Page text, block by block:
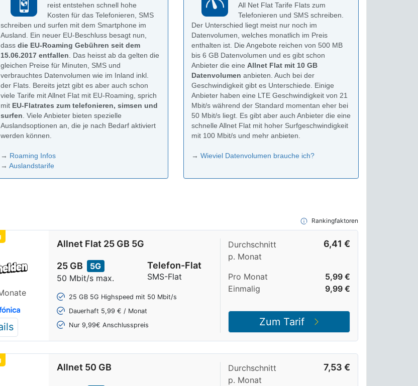
reist entstehen schnell hohe
Kosten für das Telefonieren, SMS
schreiben und surfen mit dem Smartphone im
Ausland. Ein neuer EU-Beschluss besagt nun,
dassdie EU-Roaming Gebühren seit dem
15.06.2017 entfallen . Das heisst ab da gelten die
gleichen Preise für Minuten, SMS und
verbrauchtes Datenvolumen wie im Inland inkl.
der Flats. Bereits jetzt gibt es aber auch schon
viele Tarife mit Allnet Flat mit EU-Roaming, sprich
mit EU-Flatrates zum telefonieren, simsen und
surfen . Viele Anbieter bieten spezielle
Auslandsoptionen an, die je nach Bedarf aktiviert
werden können.
→ Roaming Infos
→Auslandstarife
All Net Flat Tarife Flats zum
Telefonieren und SMS schreiben.
Der Unterschied liegt meist nur noch im
Datenvolumen, welches monatlich im Preis
enthalten ist. Die Angebote reichen von 500 MB
bis 6 GB Datenvolumen und es gibt schon
Anbieter die eine Allnet Flat mit 10 GB
Datenvolumen anbieten. Auch bei der
Geschwindigkeit gibt es Unterschiede. Einige
Anbieter haben eine LTE Geschwindigkeit von 21
Mbit/s während der Standard momentan eher bei
50 Mbit/s liegt. Es gibt aber auch Anbieter die eine
schnelle Allnet Flat mit hoher Surfgeschwindigkeit
mit 100 Mbit/s und mehr anbieten.
→ Wieviel Datenvolumen brauche ich?